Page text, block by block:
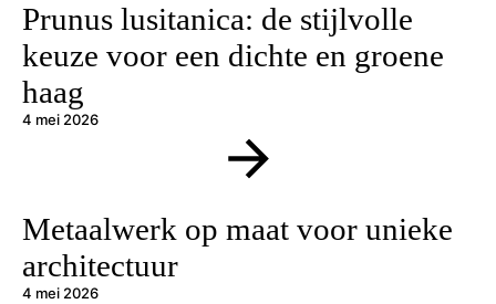
Prunus lusitanica: de stijlvolle
keuze voor een dichte en groene
haag
4 mei 2026
Metaalwerk op maat voor unieke
architectuur
4 mei 2026